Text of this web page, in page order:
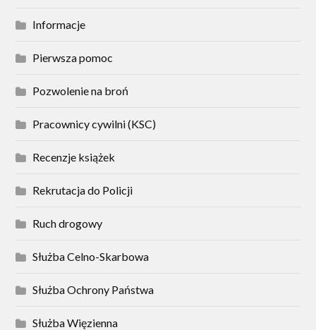
Informacje
Pierwsza pomoc
Pozwolenie na broń
Pracownicy cywilni (KSC)
Recenzje książek
Rekrutacja do Policji
Ruch drogowy
Służba Celno-Skarbowa
Służba Ochrony Państwa
Służba Więzienna